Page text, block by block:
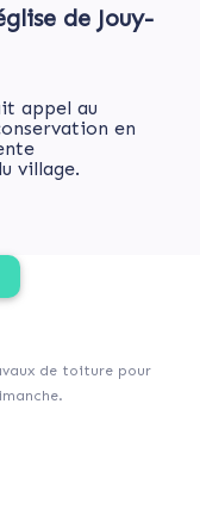
de Jouy-
appel au
en
village.
de toiture pour